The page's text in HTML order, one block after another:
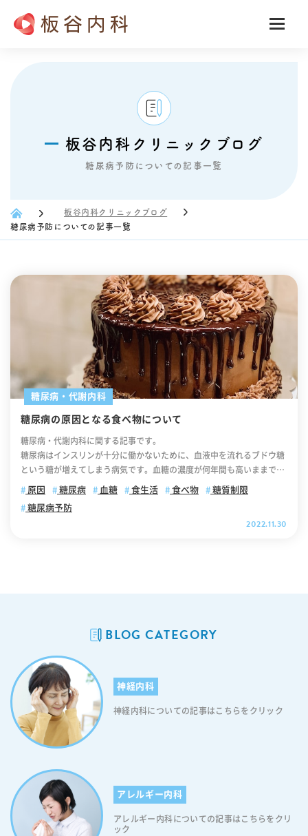
板谷内科クリニックブログ
糖尿病予防についての記事一覧
板谷内科クリニックブログ
糖尿病予防についての記事一覧
糖尿病・代謝内科
糖尿病の原因となる食べ物について
糖尿病・代謝内科に関する記事です。
糖尿病はインスリンが十分に働かないために、血液中を流れるブドウ糖
という糖が増えてしまう病気です。血糖の濃度が何年間も高いままで放
置されると血管が傷つきます。そして将来的に心臓病や、失明、腎不全
れた際には放置せず、速やかに糖尿病専門医による診察を受けることが
nslateY(-50%); transform: translateY(-50%); right: 10px; backgroun
d-image: url("https://itaya-naika.co.jp/static/user/images/commo
n/icon_link_w.svg"); width: 15px; height: 15px; background-size: co
ntain; display: inline-block; } 【目次】 糖尿病の原因となる食生活の特
徴 日本人の糖尿病患者さんの約95％が2型糖尿病 糖尿病の原因となる食
べ物について 積極的に取り入れたい食べ物 食物繊維を多く含む食べ物
ント 食生活の見直し、糖尿病予防についてご相談ください 糖尿病の原
因となる食生活の特徴 糖尿病になってしまった一番大きな原因は、「糖
質・炭水化物」の摂り過ぎです。糖質の多い食品を多く摂取すると、血
糖は上がりやすくなります。また、糖質が多い食品を摂取すると、血液
中のブドウ糖の量が急激に上昇します。通常であれば、すい臓からイン
原因 糖尿病 血糖 食生活 食べ物
糖質制限
糖尿病予防
2022.11.30
BLOG CATEGORY
神経内科
神経内科についての記事はこちらをクリック
アレルギー内科
アレルギー内科についての記事はこちらをクリ
ック